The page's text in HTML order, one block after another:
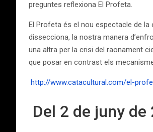
preguntes reflexiona El Profeta.
El Profeta és el nou espectacle de
dissecciona, la nostra manera
una altra per la crisi del raonament
que posar en contrast els
http://www.catacultural.com/el-
Del 2 de juny